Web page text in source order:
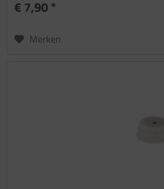
€ 7,90 *
Merken